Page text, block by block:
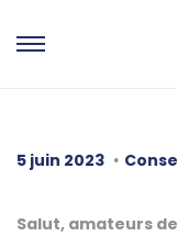
P
b
5 juin 2023 5
u
. P
b
Salut, amateurs